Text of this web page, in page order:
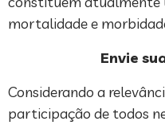
mortalidade e
Envie
Considerando a
participação de todos